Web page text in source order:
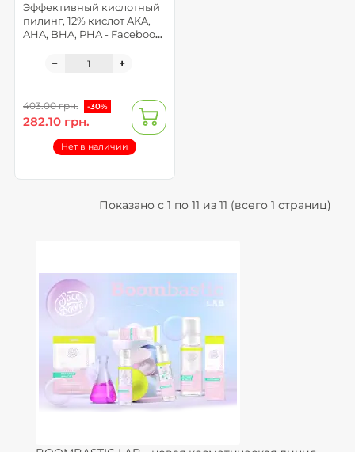
Эффективный кислотный
пилинг, 12% кислот AKA,
AHA, BHA, PHA - Faceboom
403.00 грн. -30%
282.10 грн.
Нет в наличии
Показано с 1 по 11 из 11 (всего 1 страниц)